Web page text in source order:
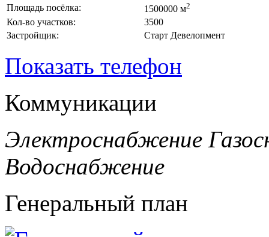
Площадь посёлка:
1500000 м2
Кол-во участков:
3500
Застройщик:
Старт Девелопмент
Показать телефон
Коммуникации
Электроснабжение
Водоснабжение
Генеральный план